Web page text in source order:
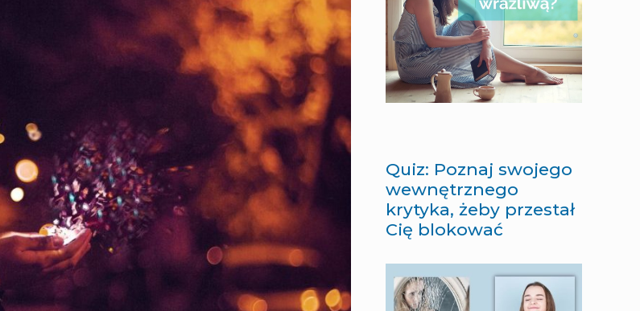
Quiz: Poznaj swojego
wewnętrznego
krytyka, żeby przestał
Cię blokować